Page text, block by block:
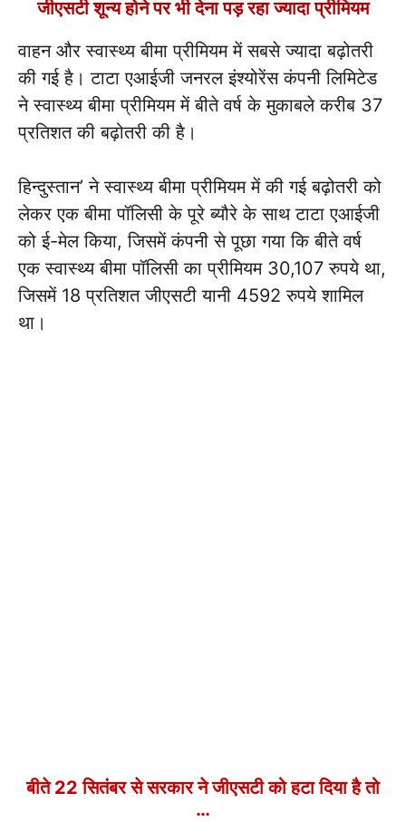
जीएसटी शून्य होने पर भी देना पड़ रहा ज्यादा प्रीमियम
वाहन और स्वास्थ्य बीमा प्रीमियम में सबसे ज्यादा बढ़ोतरी
की गई है। टाटा एआईजी जनरल इंश्योरेंस कंपनी लिमिटेड
ने स्वास्थ्य बीमा प्रीमियम में बीते वर्ष के मुकाबले करीब 37
प्रतिशत की बढ़ोतरी की है।
हिन्दुस्तान’ ने स्वास्थ्य बीमा प्रीमियम में की गई बढ़ोतरी को
लेकर एक बीमा पॉलिसी के पूरे ब्यौरे के साथ टाटा एआईजी
को ई-मेल किया, जिसमें कंपनी से पूछा गया कि बीते वर्ष
एक स्वास्थ्य बीमा पॉलिसी का प्रीमियम 30,107 रुपये था,
जिसमें 18 प्रतिशत जीएसटी यानी 4592 रुपये शामिल
था।
बीते 22 सितंबर से सरकार ने जीएसटी को हटा दिया है तो
…